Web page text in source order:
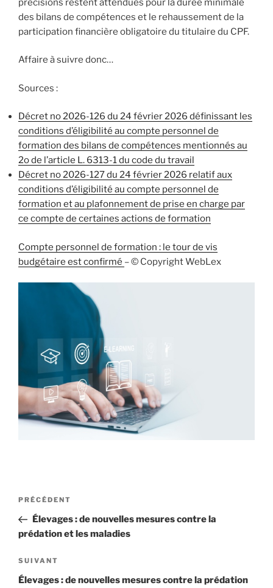
précisions restent attendues pour la durée minimale
des bilans de compétences et le rehaussement de la
participation financière obligatoire du titulaire du CPF.
Affaire à suivre donc…
Sources :
Décret no 2026-126 du 24 février 2026 définissant les
conditions d’éligibilité au compte personnel de
formation des bilans de compétences mentionnés au
2o de l’article L. 6313-1 du code du travail
Décret no 2026-127 du 24 février 2026 relatif aux
conditions d’éligibilité au compte personnel de
formation et au plafonnement de prise en charge par
ce compte de certaines actions de formation
Compte personnel de formation : le tour de vis
budgétaire est confirmé – © Copyright WebLex
Navigation
l’article
Article
précédent
PRÉCÉDENT
Élevages : de nouvelles mesures contre la
prédation et les maladies
Article
suivant
SUIVANT
Élevages : de nouvelles mesures contre la prédation